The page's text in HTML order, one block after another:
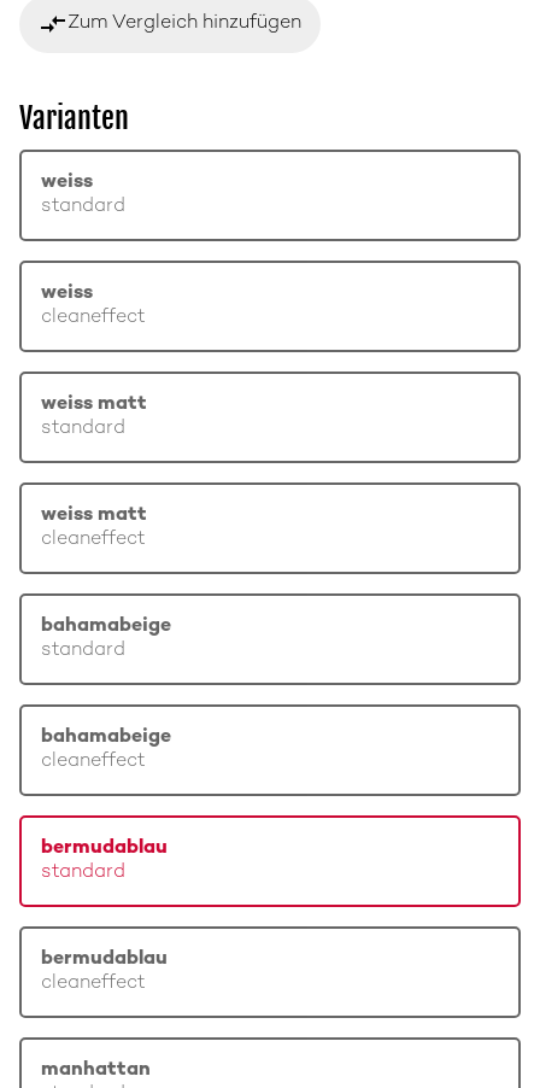
compare_arrowsZum Vergleich hinzufügen
Varianten
weiss
standard
weiss
cleaneffect
weiss matt
standard
weiss matt
cleaneffect
bahamabeige
standard
bahamabeige
cleaneffect
bermudablau
standard
bermudablau
cleaneffect
manhattan